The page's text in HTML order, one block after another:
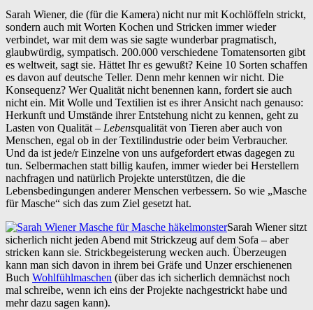
Sarah Wiener, die (für die Kamera) nicht nur mit Kochlöffeln strickt,
sondern auch mit Worten Kochen und Stricken immer wieder
verbindet, war mit dem was sie sagte wunderbar pragmatisch,
glaubwürdig, sympatisch. 200.000 verschiedene Tomatensorten gibt
es weltweit, sagt sie. Hättet Ihr es gewußt? Keine 10 Sorten schaffen
es davon auf deutsche Teller. Denn mehr kennen wir nicht. Die
Konsequenz? Wer Qualität nicht benennen kann, fordert sie auch
nicht ein. Mit Wolle und Textilien ist es ihrer Ansicht nach genauso:
Herkunft und Umstände ihrer Entstehung nicht zu kennen, geht zu
Lasten von Qualität – Lebensqualität von Tieren aber auch von
Menschen, egal ob in der Textilindustrie oder beim Verbraucher.
Und da ist jede/r Einzelne von uns aufgefordert etwas dagegen zu
tun. Selbermachen statt billig kaufen, immer wieder bei Herstellern
nachfragen und natürlich Projekte unterstützen, die die
Lebensbedingungen anderer Menschen verbessern. So wie „Masche
für Masche“ sich das zum Ziel gesetzt hat.
Sarah Wiener sitzt
sicherlich nicht jeden Abend mit Strickzeug auf dem Sofa – aber
stricken kann sie. Strickbegeisterung wecken auch. Überzeugen
kann man sich davon in ihrem bei Gräfe und Unzer erschienenen
Buch Wohlfühlmaschen (über das ich sicherlich demnächst noch
mal schreibe, wenn ich eins der Projekte nachgestrickt habe und
mehr dazu sagen kann).